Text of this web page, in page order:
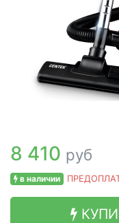
8 410 руб
в наличии